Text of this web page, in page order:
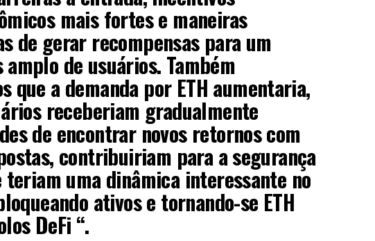
mais fortes e maneiras
de gerar recompensas para um
de usuários. Também
que a demanda por ETH aumentaria,
receberiam gradualmente
de encontrar novos retornos com
contribuiriam para a segurança
teriam uma dinâmica interessante no
ativos e tornando-se ETH
DeFi “.